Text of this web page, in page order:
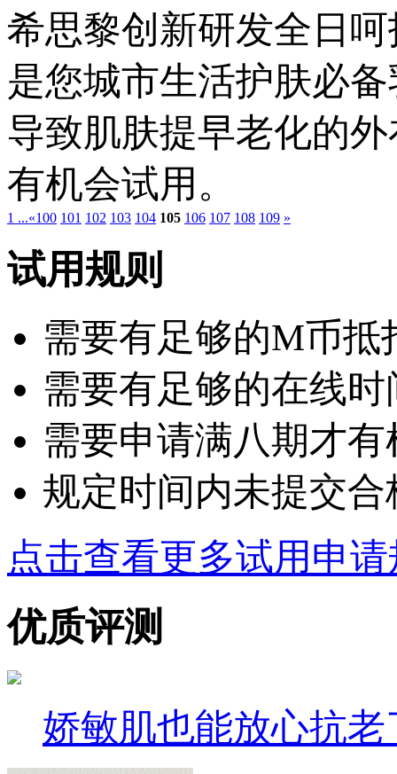
希思黎创新研发全日
是您城市生活护肤必
导致肌肤提早老化的
有机会试用。
1 ...«100 101 102 103 104 105 106 107 108 109 »
试用规则
需要有足够的M币抵
需要有足够的在线
需要申请满八期才
规定时间内未提交
点击查看更多试用申
优质评测
娇敏肌也能放心抗老